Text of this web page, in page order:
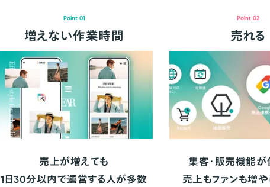
Point 01
増えない作業時間
売上が増えても
1日30分以内で運営する人が多数
Point 02
売れる
集客・販売機能
売上もファンも増や